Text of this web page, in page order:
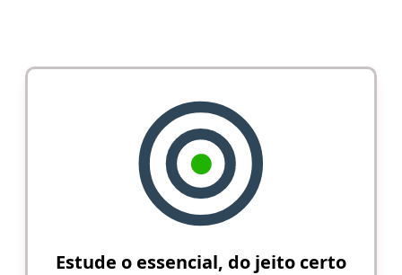
Estude o essencial, do jeito certo